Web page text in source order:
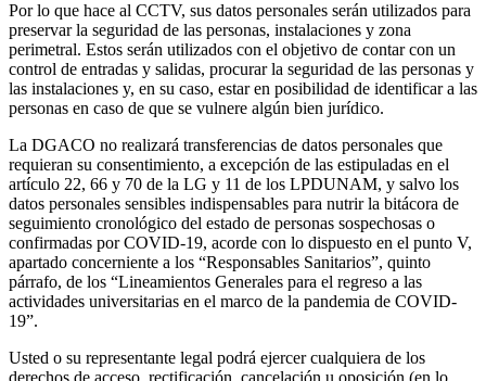
Por lo que hace al CCTV, sus datos personales serán utilizados para
preservar la seguridad de las personas, instalaciones y zona
perimetral. Estos serán utilizados con el objetivo de contar con un
control de entradas y salidas, procurar la seguridad de las personas y
las instalaciones y, en su caso, estar en posibilidad de identificar a las
personas en caso de que se vulnere algún bien jurídico.
La DGACO no realizará transferencias de datos personales que
requieran su consentimiento, a excepción de las estipuladas en el
artículo 22, 66 y 70 de la LG y 11 de los LPDUNAM, y salvo los
datos personales sensibles indispensables para nutrir la bitácora de
seguimiento cronológico del estado de personas sospechosas o
confirmadas por COVID-19, acorde con lo dispuesto en el punto V,
apartado concerniente a los “Responsables Sanitarios”, quinto
párrafo, de los “Lineamientos Generales para el regreso a las
actividades universitarias en el marco de la pandemia de COVID-
19”.
Usted o su representante legal podrá ejercer cualquiera de los